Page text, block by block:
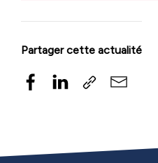
Partager cette actualité